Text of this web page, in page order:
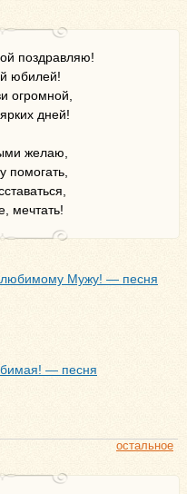
поздравляю!
юбилей!
огромной,
дней!
желаю,
помогать,
мечтать!
Мужу! — песня
— песня
остальное